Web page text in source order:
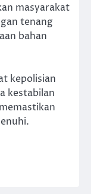
masyarakat
tenang
bahan
kepolisian
kestabilan